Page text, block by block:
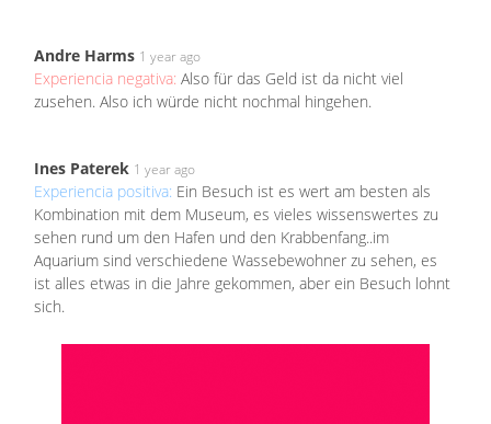
Andre Harms 1 year ago
Experiencia negativa: Also für das Geld ist da nicht viel
zusehen. Also ich würde nicht nochmal hingehen.
Ines Paterek 1 year ago
Experiencia positiva: Ein Besuch ist es wert am besten als
Kombination mit dem Museum, es vieles wissenswertes zu
sehen rund um den Hafen und den Krabbenfang..im
Aquarium sind verschiedene Wassebewohner zu sehen, es
ist alles etwas in die Jahre gekommen, aber ein Besuch lohnt
sich.